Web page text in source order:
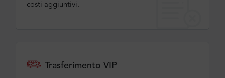
costi aggiuntivi.
Trasferimento VIP